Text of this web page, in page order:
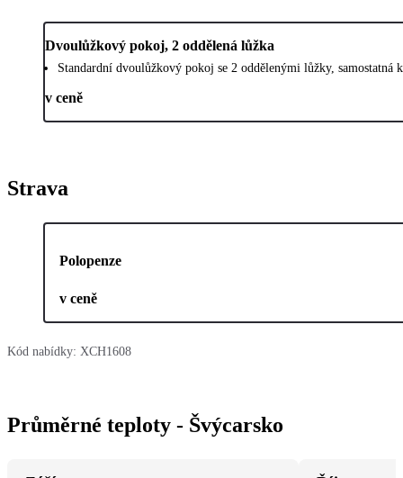
Dvoulůžkový pokoj, 2 oddělená lůžka
Standardní dvoulůžkový pokoj se 2 oddělenými lůžky, samostatná
v ceně
Strava
Polopenze
v ceně
Kód nabídky: XCH1608
Průměrné teploty - Švýcarsko